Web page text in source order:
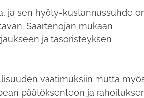
ja sen hyöty-kustannussuhde
Saartenojan mukaan
ja tasoristeyksen
vaatimuksiin mutta
päätöksenteon ja